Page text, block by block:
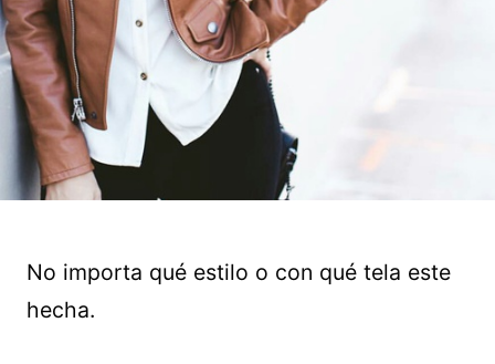
No importa qué estilo o con qué tela este
hecha.